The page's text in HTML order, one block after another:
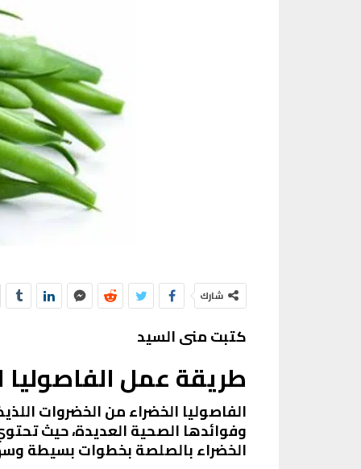
شارك
كتبت منى السيد
طريقة عمل الفاصوليا
الفاصوليا الخضراء من الخضروات
وفوائدها الصحية العديدة، حيث
الخضراء بالصلصة بخطوات بسيطة